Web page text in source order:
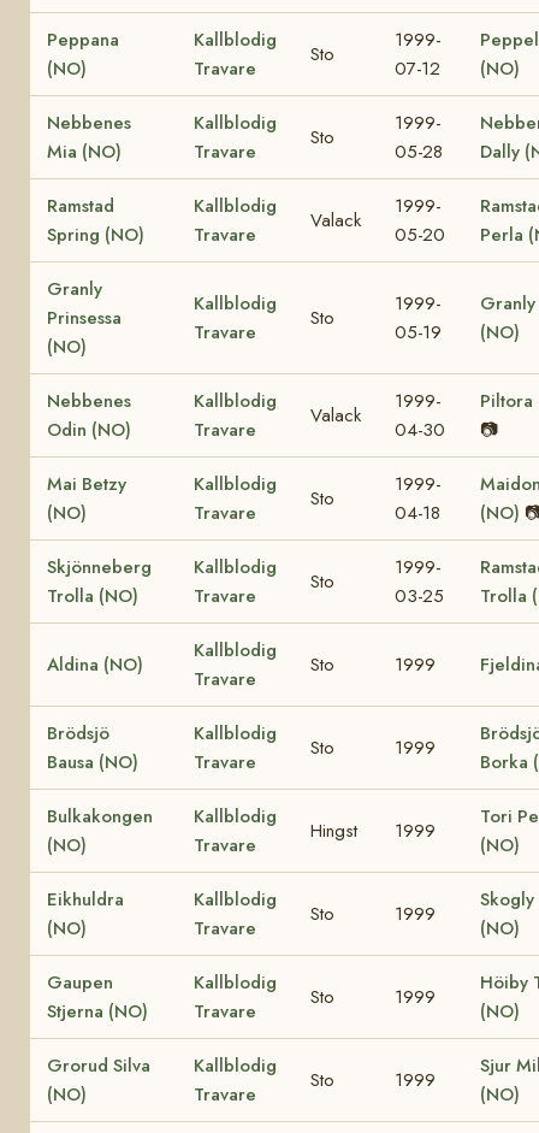
Peppana
(NO)
Kallblodig
Travare
Sto
1999-
07-12
(NO)
Nebbenes
Mia (NO)
Kallblodig
Travare
Sto
1999-
05-28
Dally
Ramstad
Spring (NO)
Kallblodig
Travare
Valack
1999-
05-20
Perla
Granly
Prinsessa
(NO)
Kallblodig
Travare
Sto
1999-
05-19
Granly
(NO)
Nebbenes
Odin (NO)
Kallblodig
Travare
Valack
1999-
04-30
Piltora
📷
Mai Betzy
(NO)
Kallblodig
Travare
Sto
1999-
04-18
(NO)
Skjönneberg
Trolla (NO)
Kallblodig
Travare
Sto
1999-
03-25
Trolla
Aldina (NO)
Kallblodig
Travare
Sto 1999
Brödsjö
Bausa (NO)
Kallblodig
Travare
Sto 1999
Borka
Bulkakongen
(NO)
Kallblodig
Travare
Hingst 1999
Tori
(NO)
Eikhuldra
(NO)
Kallblodig
Travare
Sto 1999
Skogly
(NO)
Gaupen
Stjerna (NO)
Kallblodig
Travare
Sto 1999
Höiby
(NO)
Grorud Silva
(NO)
Kallblodig
Travare
Sto 1999
Sjur
(NO)